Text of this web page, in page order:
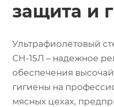
защита и
Ультрафиолетовый
СН-15Л – надежное
обеспечения
гигиены на
мясных цехах,